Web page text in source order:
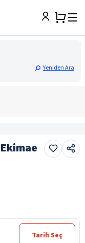
Yeniden Ara
Tarih Seç